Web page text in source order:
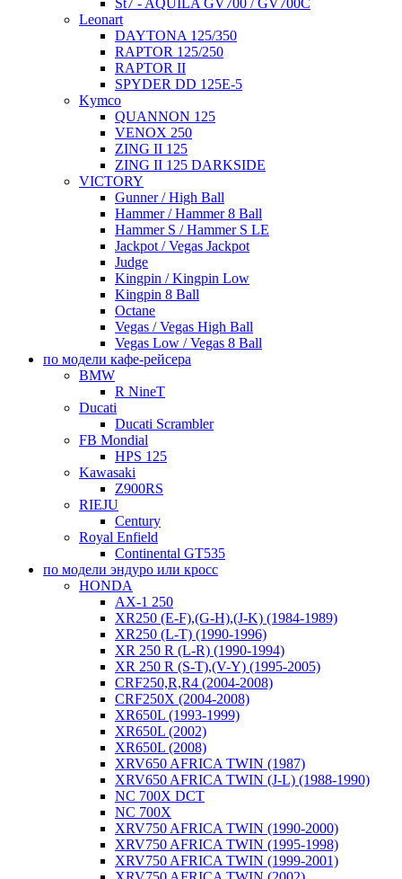
St7 - AQUILA GV700 / GV700C
Leonart
DAYTONA 125/350
RAPTOR 125/250
RAPTOR II
SPYDER DD 125E-5
Kymco
QUANNON 125
VENOX 250
ZING II 125
ZING II 125 DARKSIDE
VICTORY
Gunner / High Ball
Hammer / Hammer 8 Ball
Hammer S / Hammer S LE
Jackpot / Vegas Jackpot
Judge
Kingpin / Kingpin Low
Kingpin 8 Ball
Octane
Vegas / Vegas High Ball
Vegas Low / Vegas 8 Ball
по модели кафе-рейсера
BMW
R NineT
Ducati
Ducati Scrambler
FB Mondial
HPS 125
Kawasaki
Z900RS
RIEJU
Century
Royal Enfield
Continental GT535
по модели эндуро или кросс
HONDA
AX-1 250
XR250 (E-F),(G-H),(J-K) (1984-1989)
XR250 (L-T) (1990-1996)
XR 250 R (L-R) (1990-1994)
XR 250 R (S-T),(V-Y) (1995-2005)
CRF250,R,R4 (2004-2008)
CRF250X (2004-2008)
XR650L (1993-1999)
XR650L (2002)
XR650L (2008)
XRV650 AFRICA TWIN (1987)
XRV650 AFRICA TWIN (J-L) (1988-1990)
NC 700X DCT
NC 700X
XRV750 AFRICA TWIN (1990-2000)
XRV750 AFRICA TWIN (1995-1998)
XRV750 AFRICA TWIN (1999-2001)